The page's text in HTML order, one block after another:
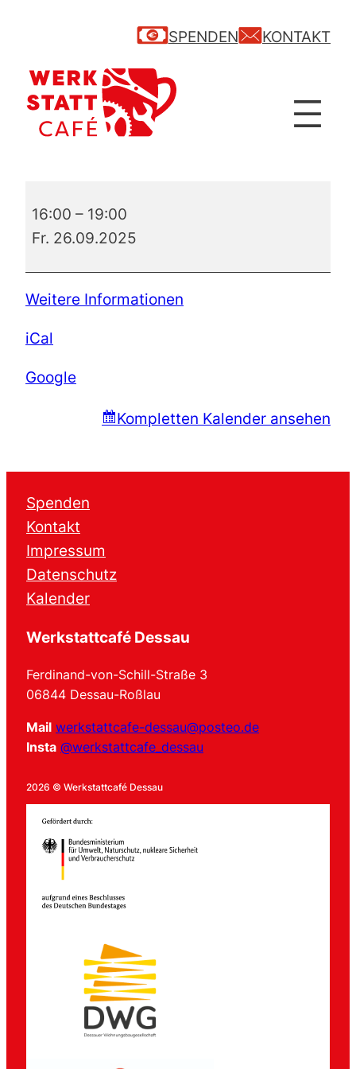
SPENDEN KONTAKT
Workshop
16:00 – 19:00
Fr. 26.09.2025
Weitere Informationen
iCal
Google
Kompletten Kalender ansehen
Spenden
Kontakt
Impressum
Datenschutz
Kalender
Werkstattcafé Dessau
Ferdinand-von-Schill-Straße 3
06844 Dessau-Roßlau
Mail werkstattcafe-dessau@posteo.de
Insta @werkstattcafe_dessau
2026 © Werkstattcafé Dessau